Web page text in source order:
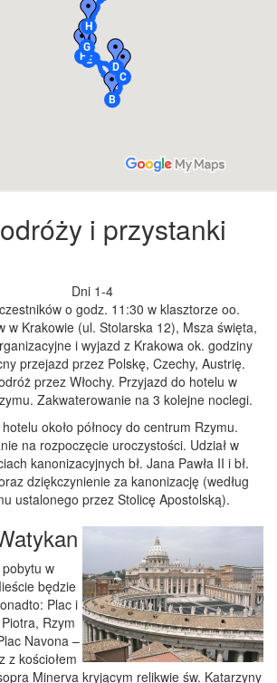
i przystanki
Dni 1-4
o godz. 11:30 w klasztorze oo.
w Krakowie (ul. Stolarska 12), Msza święta,
i wyjazd z Krakowa ok. godziny
przejazd przez Polskę, Czechy, Austrię.
przez Włochy. Przyjazd do hotelu w
Zakwaterowanie na 3 kolejne noclegi.
około północy do centrum Rzymu.
na rozpoczęcie uroczystości. Udział w
kanonizacyjnych bł. Jana Pawła II i bł.
dziękczynienie za kanonizację (według
ustalonego przez Stolicę Apostolską).
w
będzie
Plac i
Rzym
Navona –
z kościołem
Minerva kryjącym relikwie św. Katarzyny